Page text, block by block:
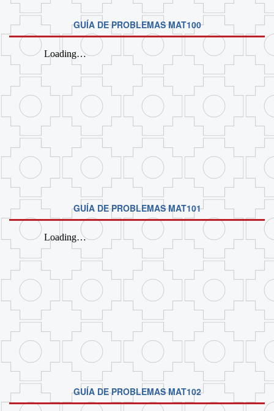
GUÍA DE PROBLEMAS MAT100
GUÍA DE PROBLEMAS MAT101
GUÍA DE PROBLEMAS MAT102